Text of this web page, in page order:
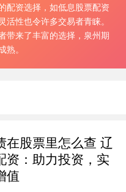
配资选择，如低息股票配资
性也令许多交易者青睐。
带来了丰富的选择，泉州期
。
在股票里怎么查 辽
资：助力投资，实
值